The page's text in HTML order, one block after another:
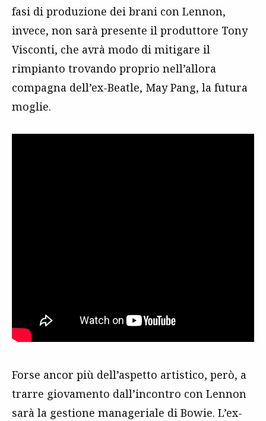
fasi di produzione dei brani con Lennon,
invece, non sarà presente il produttore Tony
Visconti, che avrà modo di mitigare il
rimpianto trovando proprio nell’allora
compagna dell’ex-Beatle, May Pang, la futura
moglie.
Forse ancor più dell’aspetto artistico, però, a
trarre giovamento dall’incontro con Lennon
sarà la gestione manageriale di Bowie. L’ex-